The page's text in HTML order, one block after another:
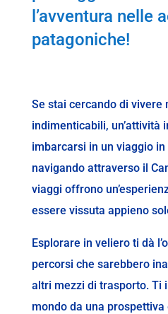
l’avventura nelle
patagoniche!
Se stai cercando di vivere
indimenticabili, un’attività
imbarcarsi in un viaggio in
navigando attraverso il
viaggi offrono
essere vissuta appieno
Esplorare in veliero ti dà
percorsi che sarebbero
altri mezzi di trasporto. Ti
mondo da una prospettiva